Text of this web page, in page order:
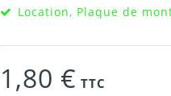
Location, Plaque de
1,80 € TTC